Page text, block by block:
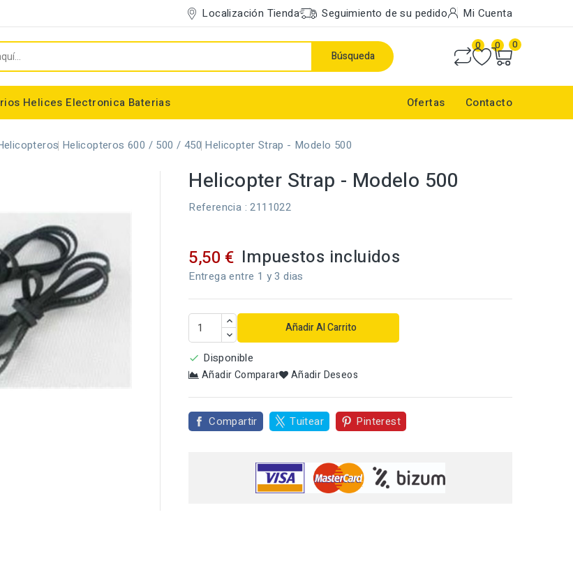
Localización Tienda Seguimiento de su pedido Mi Cuenta
Búsqueda
0 0 0
Helices Electronica Baterias Ofertas Contacto
Helicopteros 600 / 500 / 450 Helicopter Strap - Modelo 500
Helicopter Strap - Modelo 500
Referencia : 2111022
5,50 € Impuestos incluidos
Entrega entre 1 y 3 dias
Añadir Al Carrito
 Disponible
Añadir Comparar Añadir Deseos
Compartir Tuitear Pinterest